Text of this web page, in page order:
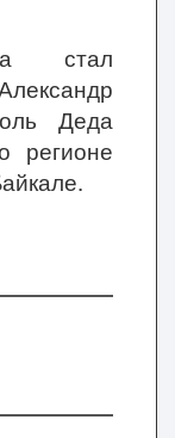
стал
Деда
регионе